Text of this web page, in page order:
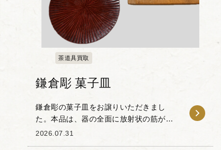
茶道具買取
鎌倉彫 菓子皿
鎌倉彫の菓子皿をお譲りいただきまし
た。本品は、器の全面に放射状の筋が刻
まれた意匠が特徴です。 木地に丁寧にノ
2026.07.31